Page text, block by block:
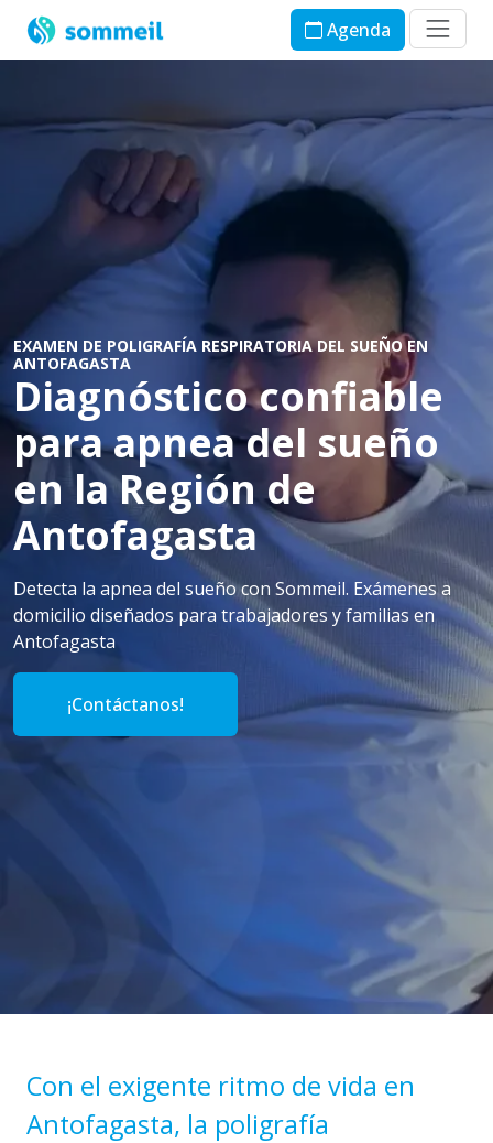
Agenda
EXAMEN DE POLIGRAFÍA RESPIRATORIA DEL SUEÑO EN
ANTOFAGASTA
Diagnóstico confiable
para apnea del sueño
en la Región de
Antofagasta
Detecta la apnea del sueño con Sommeil. Exámenes a
domicilio diseñados para trabajadores y familias en
Antofagasta
¡Contáctanos!
Con el exigente ritmo de vida en
Antofagasta, la poligrafía